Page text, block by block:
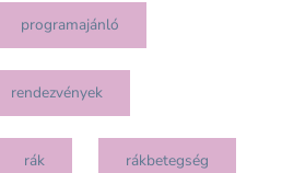
programajánló
rendezvények
rák rákbetegség